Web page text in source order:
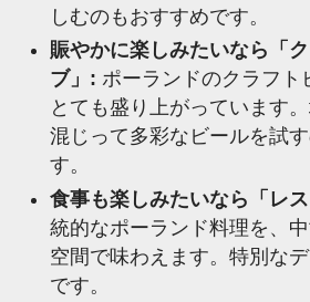
しむのもおすすめです。
賑やかに楽しみたいなら「
ブ」: ポーランドのクラフト
とても盛り上がっています
混じって多彩なビールを試
す。
食事も楽しみたいなら「レ
統的なポーランド料理を、
空間で味わえます。特別な
です。